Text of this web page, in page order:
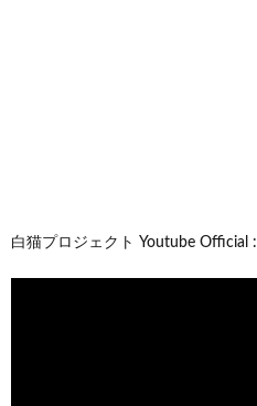
白猫プロジェクト Youtube Official :